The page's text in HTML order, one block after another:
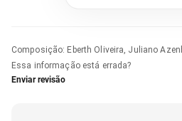
Composição: Eberth Oliveira, Juliano
Essa informação está errada?
Enviar revisão